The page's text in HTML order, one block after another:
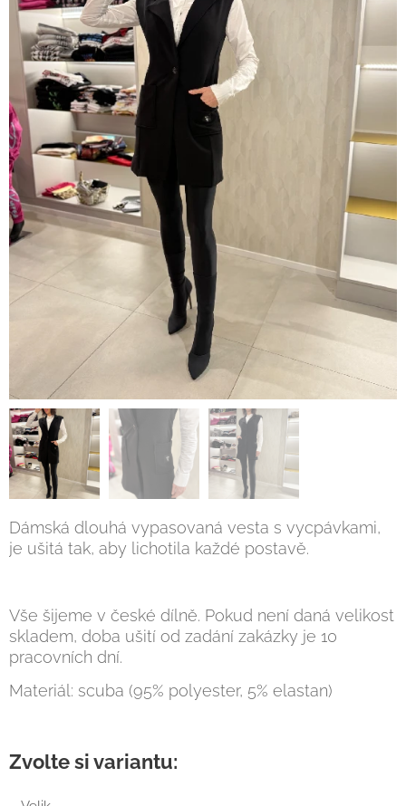
Dámská dlouhá vypasovaná vesta s vycpávkami,
je ušitá tak, aby lichotila každé postavě.
Vše šijeme v české dílně. Pokud není daná velikost
skladem, doba ušití od zadání zakázky je 10
pracovních dní.
Materiál: scuba (95% polyester, 5% elastan)
Zvolte si variantu: